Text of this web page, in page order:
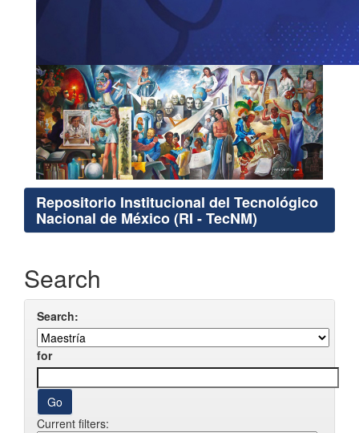
Repositorio Institucional del Tecnológico
Nacional de México (RI - TecNM)
Search
Search:
for
Current filters: